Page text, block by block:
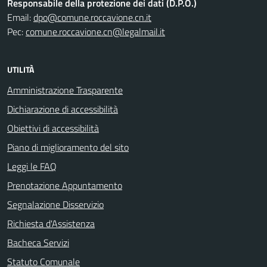
Responsabile della protezione dei dati (D.P.O.)
Email:dpo@comune.roccavione.cn.it
Pec:comune.roccavione.cn@legalmail.it
UTILITÀ
Amministrazione Trasparente
Dichiarazione di accessibilità
Obiettivi di accessibilità
Piano di miglioramento del sito
Leggi le FAQ
Prenotazione Appuntamento
Segnalazione Disservizio
Richiesta d'Assistenza
Bacheca Servizi
Statuto Comunale